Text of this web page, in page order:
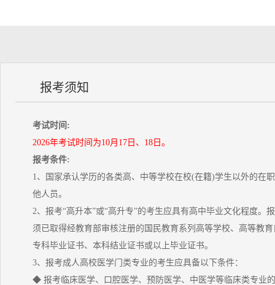
报考须知
考试时间:
2026年考试时间为10月17日、18日。
报考条件:
1、国家承认学历的各类高、中等学校在校(在籍)学生以外的在
他人员。
2、报考“高升本”或“高升专”的考生应具有高中毕业文化程度。
须已取得经教育部审核注册的国民教育系列高等学校、高等教
专科毕业证书、本科结业证书或以上毕业证书。
3、报考成人高校医学门类专业的考生应具备以下条件：
◆ 报考临床医学、口腔医学、预防医学、中医学等临床类专业